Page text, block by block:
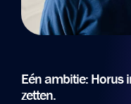
Eén ambitie: Horus
zetten.